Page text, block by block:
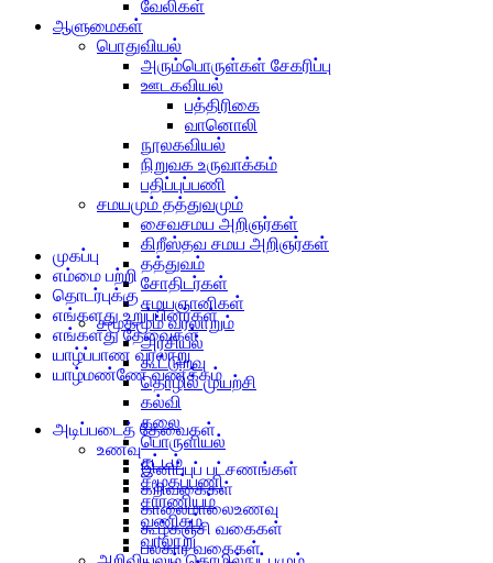
வேலிகள்
ஆளுமைகள்
பொதுவியல்
அரும்பொருள்கள் சேகரிப்பு
ஊடகவியல்
பத்திரிகை
வானொலி
நூலகவியல்
நிறுவக உருவாக்கம்
பதிப்புப்பணி
சமயமும் தத்துவமும்
சைவசமய அறிஞர்கள்
கிறீஸ்தவ சமய அறிஞர்கள்
தத்துவம்
சோதிடர்கள்
சமயஞானிகள்
சமூகமும் வரலாறும்
அரசியல்
கூட்டுறவு
தொழில் முயற்சி
கல்வி
கலை
பொருளியல்
சட்டம்
சமூகப்பணி
சாரணியம்
வணிகம்
வரலாறு
முகப்பு
எம்மை பற்றி
தொடர்புக்கு
எங்களது உறுப்பினர்கள்
எங்களது தேவைகள்
யாழ்ப்பாண வரலாறு
யாழ்மண்ணே வணக்கம்
அடிப்படைத் தேவைகள்
உணவு
இனிப்புப் பட்சணங்கள்
கறிவகைகள்
காலைமாலைஉணவு
கூழ்கஞ்சி வகைகள்
பலகார வகைகள்